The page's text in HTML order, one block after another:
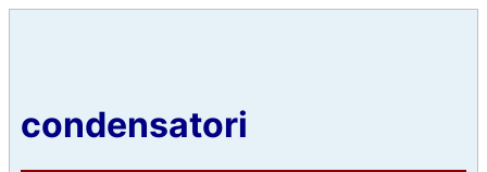
condensatori